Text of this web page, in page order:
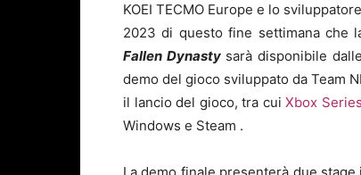
KOEI TECMO Europe e lo
2023 di questo fine settimana che
Fallen Dynasty sarà disponibile
demo del gioco sviluppato da Team
il lancio del gioco, tra cui Xbox
Windows e Steam .